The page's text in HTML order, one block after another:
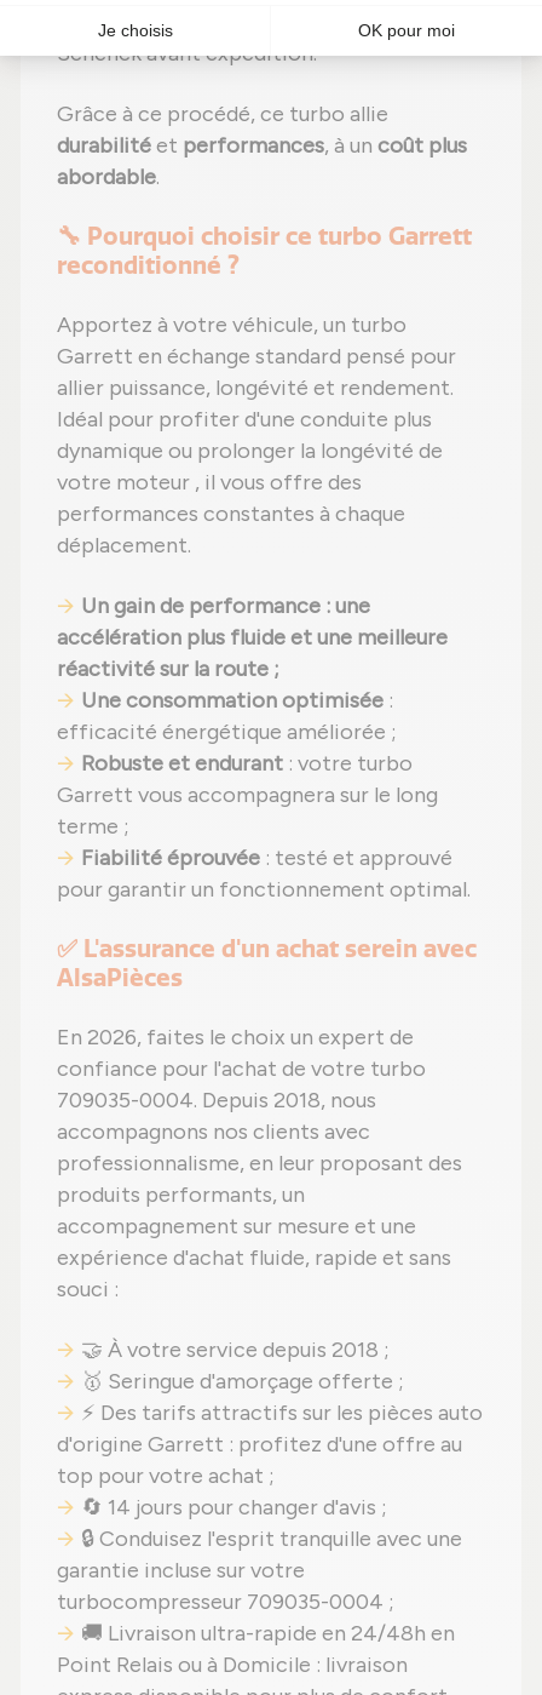
Étape 6 :
sur banc d'essai
Schenck avant expédition.
Grâce à ce procédé, ce turbo allie
durabilitéet performances, à un coût plus
abordable.
🔧 Pourquoi choisir ce turbo Garrett
reconditionné ?
Apportez à votre véhicule, un turbo
Garrett en échange standard pensé pour
allier puissance, longévité et rendement.
Idéal pour profiter d'une conduite plus
dynamique ou prolonger la longévité de
votre moteur , il vous offre des
performances constantes à chaque
déplacement.
Un gain de performance : une
accélération plus fluide et une meilleure
réactivité sur la route ;
Une consommation optimisée :
efficacité énergétique améliorée ;
Robuste et endurant : votre turbo
Garrett vous accompagnera sur le long
terme ;
Fiabilité éprouvée : testé et approuvé
pour garantir un fonctionnement optimal.
✅ L'assurance d'un achat serein avec
AlsaPièces
En 2026, faites le choix un expert de
confiance pour l'achat de votre turbo
709035-0004. Depuis 2018, nous
accompagnons nos clients avec
professionnalisme, en leur proposant des
produits performants, un
accompagnement sur mesure et une
expérience d'achat fluide, rapide et sans
souci :
🤝 À votre service depuis 2018 ;
🥇 Seringue d'amorçage offerte ;
⚡ Des tarifs attractifs sur les pièces auto
d'origine Garrett : profitez d'une offre au
top pour votre achat ;
🔄 14 jours pour changer d'avis ;
🔒 Conduisez l'esprit tranquille avec une
garantie incluse sur votre
turbocompresseur 709035-0004 ;
🚚 Livraison ultra-rapide en 24/48h en
Point Relais ou à Domicile : livraison